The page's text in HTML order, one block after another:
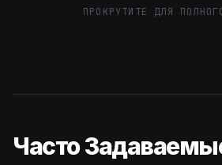
ПРОКРУТИТЕ ДЛЯ
Часто